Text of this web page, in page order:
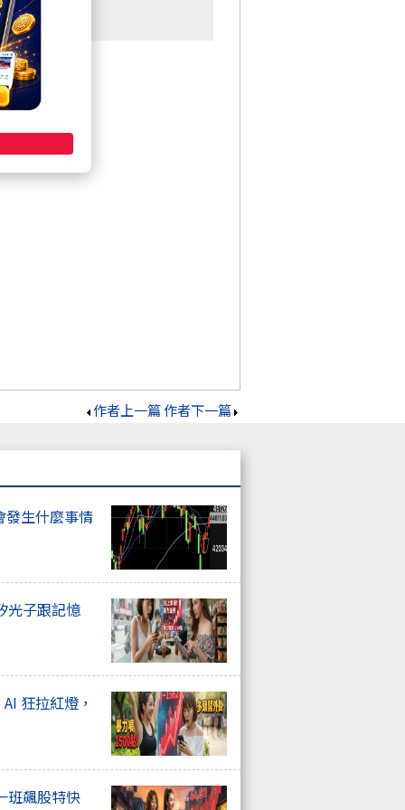
作者上一篇作者下一篇
發生什麼事情
光子跟記憶
狂拉紅燈，
班飆股特快